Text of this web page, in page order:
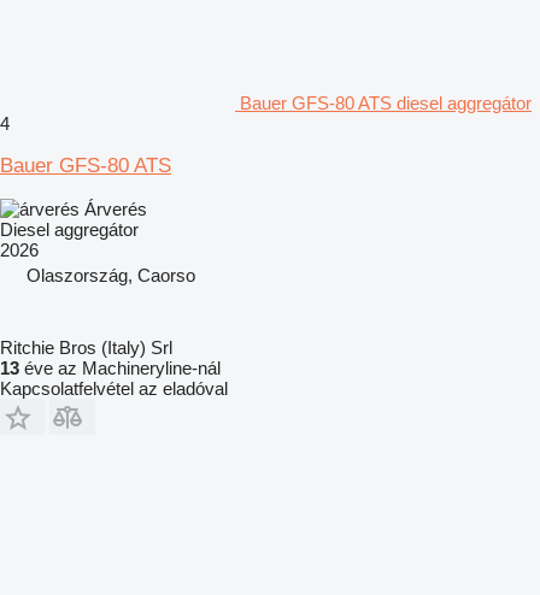
Bauer GFS-80 ATS diesel aggregátor
4
Bauer GFS-80 ATS
Árverés
Diesel aggregátor
2026
Olaszország, Caorso
Ritchie Bros (Italy) Srl
13 éve az Machineryline-nál
Kapcsolatfelvétel az eladóval